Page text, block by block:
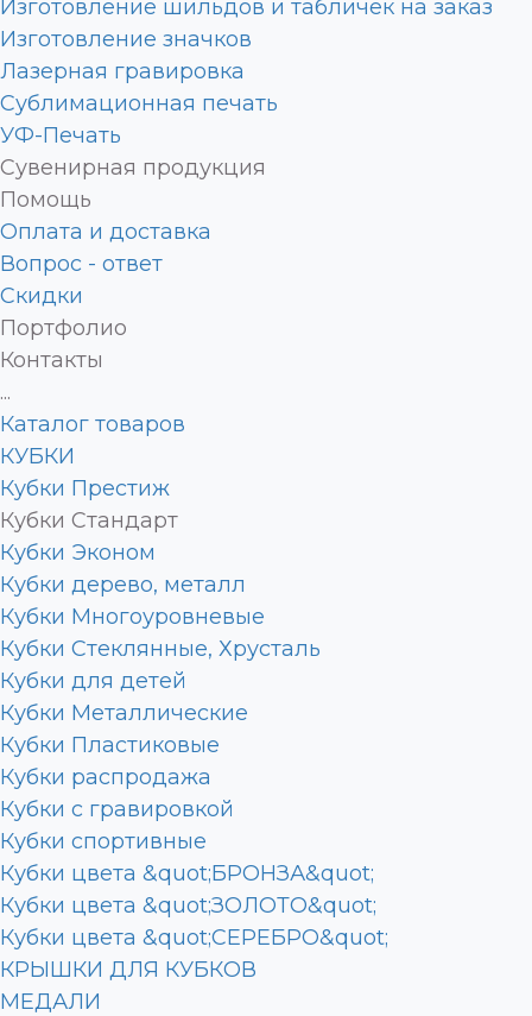
Изготовление шильдов и табличек на заказ
Изготовление значков
Лазерная гравировка
Сублимационная печать
УФ-Печать
Сувенирная продукция
Помощь
Оплата и доставка
Вопрос - ответ
Скидки
Портфолио
Контакты
...
Каталог товаров
КУБКИ
Кубки Престиж
Кубки Стандарт
Кубки Эконом
Кубки дерево, металл
Кубки Многоуровневые
Кубки Стеклянные, Хрусталь
Кубки для детей
Кубки Металлические
Кубки Пластиковые
Кубки распродажа
Кубки с гравировкой
Кубки спортивные
Кубки цвета &quot;БРОНЗА&quot;
Кубки цвета &quot;ЗОЛОТО&quot;
Кубки цвета &quot;СЕРЕБРО&quot;
КРЫШКИ ДЛЯ КУБКОВ
МЕДАЛИ